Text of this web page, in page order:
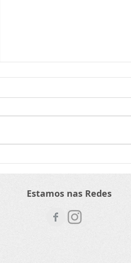
transição energética na
Estamos nas Redes